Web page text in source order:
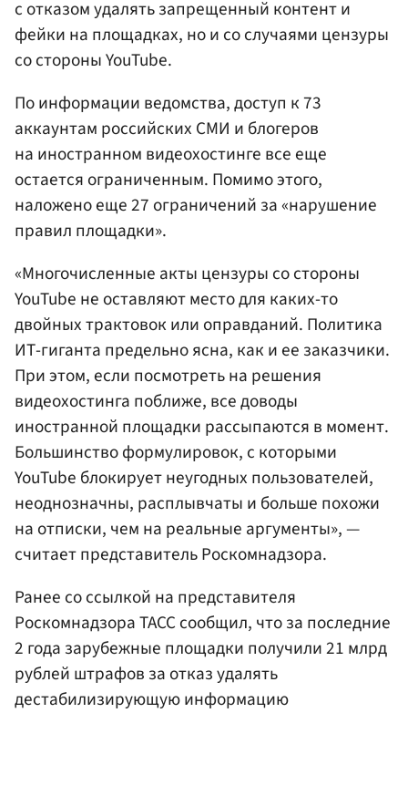
с отказом удалять запрещенный контент и
фейки на площадках, но и со случаями цензуры
со стороны YouTube.
По информации ведомства, доступ к 73
аккаунтам российских СМИ и блогеров
на иностранном видеохостинге все еще
остается ограниченным. Помимо этого,
наложено еще 27 ограничений за «нарушение
правил площадки».
«Многочисленные акты цензуры со стороны
YouTube не оставляют место для каких-то
двойных трактовок или оправданий. Политика
ИТ-гиганта предельно ясна, как и ее заказчики.
При этом, если посмотреть на решения
видеохостинга поближе, все доводы
иностранной площадки рассыпаются в момент.
Большинство формулировок, с которыми
YouTube блокирует неугодных пользователей,
неоднозначны, расплывчаты и больше похожи
на отписки, чем на реальные аргументы», —
считает представитель Роскомнадзора.
Ранее со ссылкой на представителя
Роскомнадзора ТАСС сообщил, что за последние
2 года зарубежные площадки получили 21 млрд
рублей штрафов за отказ удалять
дестабилизирующую информацию